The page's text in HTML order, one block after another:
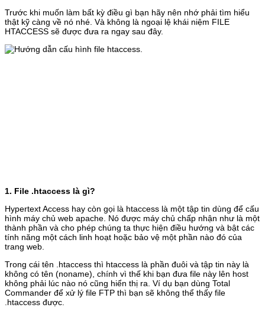
Trước khi muốn làm bất kỳ điều gì bạn hãy nên nhớ phải tìm hiểu
thật kỹ càng về nó nhé. Và không là ngoại lệ khái niệm FILE
HTACCESS sẽ được đưa ra ngay sau đây.
1. File .htaccess là gì?
Hypertext Access hay còn gọi là htaccess là một tập tin dùng để cấu
hình máy chủ web apache. Nó được máy chủ chấp nhận như là một
thành phần và cho phép chúng ta thực hiện điều hướng và bật các
tính năng một cách linh hoạt hoặc bảo vệ một phần nào đó của
trang web.
Trong cái tên .htaccess thì htaccess là phần đuôi và tập tin này là
không có tên (noname), chính vì thế khi bạn đưa file này lên host
không phải lúc nào nó cũng hiển thị ra. Ví dụ bạn dùng Total
Commander để xử lý file FTP thì bạn sẽ không thể thấy file
.htaccess được.